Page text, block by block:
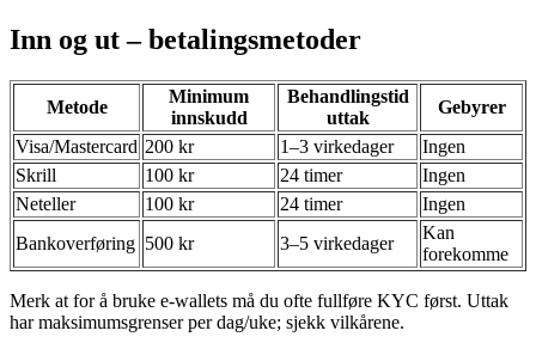
Inn og ut – betalingsmetoder
Metode
Minimum
innskudd
Behandlingstid
uttak
Gebyrer
Visa/Mastercard 200 kr 1–3 virkedager
Ingen
Skrill
100 kr 24 timer
Ingen
Neteller
100 kr 24 timer
Ingen
Bankoverføring 500 kr 3–5 virkedager
Kan
forekomme
Merk at for å bruke e-wallets må du ofte fullføre KYC først. Uttak
har maksimumsgrenser per dag/uke; sjekk vilkårene.